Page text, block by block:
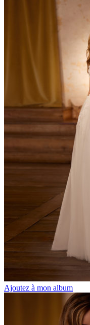
Ajoutez à mon album